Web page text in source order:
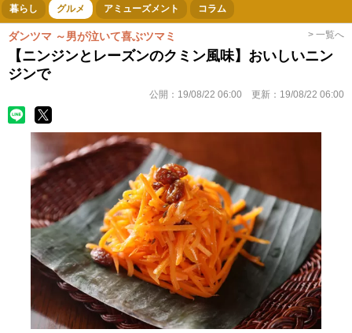
ボートレース 競輪 オートレース
暮らし グルメ アミューズメント コラム
ダンツマ ～男が泣いて喜ぶツマミ > 一覧へ
【ニンジンとレーズンのクミン風味】おいしいニン
ジンで
公開： 19/08/22 06:00 更新： 19/08/22 06:00